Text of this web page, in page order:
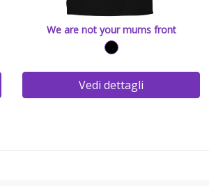
We are not your mums front
Vedi dettagli